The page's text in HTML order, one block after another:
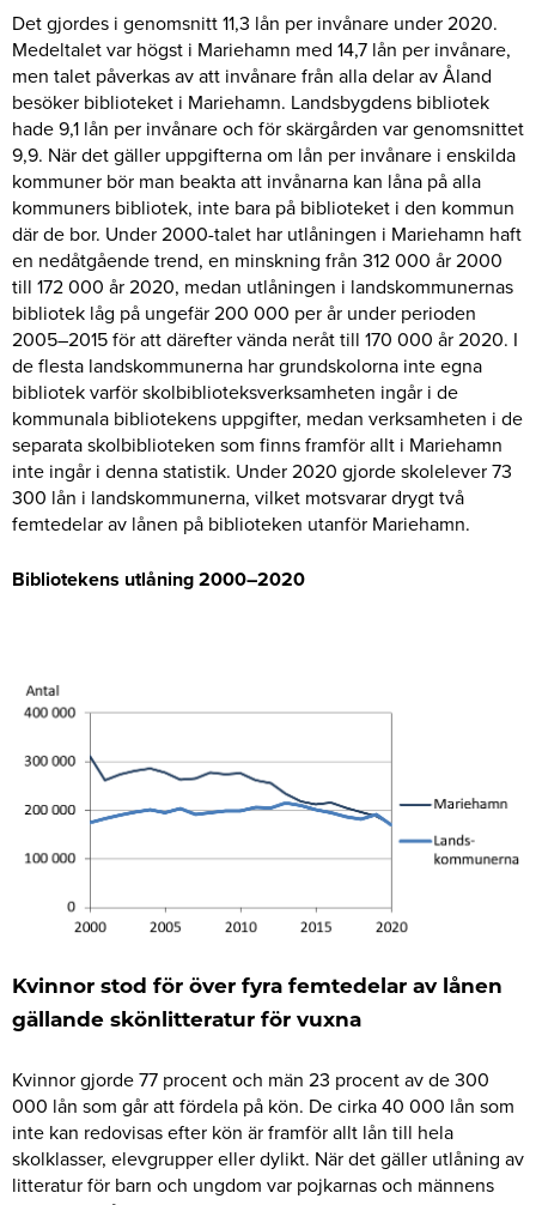
Det gjordes i genomsnitt 11,3 lån per invånare under 2020.
Medeltalet var högst i Mariehamn med 14,7 lån per invånare,
men talet påverkas av att invånare från alla delar av Åland
besöker biblioteket i Mariehamn. Landsbygdens bibliotek
hade 9,1 lån per invånare och för skärgården var genomsnittet
9,9. När det gäller uppgifterna om lån per invånare i enskilda
kommuner bör man beakta att invånarna kan låna på alla
kommuners bibliotek, inte bara på biblioteket i den kommun
där de bor. Under 2000-talet har utlåningen i Mariehamn haft
en nedåtgående trend, en minskning från 312 000 år 2000
till 172 000 år 2020, medan utlåningen i landskommunernas
bibliotek låg på ungefär 200 000 per år under perioden
2005–2015 för att därefter vända neråt till 170 000 år 2020. I
de flesta landskommunerna har grundskolorna inte egna
bibliotek varför skolbiblioteksverksamheten ingår i de
kommunala bibliotekens uppgifter, medan verksamheten i de
separata skolbiblioteken som finns framför allt i Mariehamn
inte ingår i denna statistik. Under 2020 gjorde skolelever 73
300 lån i landskommunerna, vilket motsvarar drygt två
femtedelar av lånen på biblioteken utanför Mariehamn.
Bibliotekens utlåning 2000–2020
Kvinnor stod för över fyra femtedelar av lånen
gällande skönlitteratur för vuxna
Kvinnor gjorde 77 procent och män 23 procent av de 300
000 lån som går att fördela på kön. De cirka 40 000 lån som
inte kan redovisas efter kön är framför allt lån till hela
skolklasser, elevgrupper eller dylikt. När det gäller utlåning av
litteratur för barn och ungdom var pojkarnas och männens